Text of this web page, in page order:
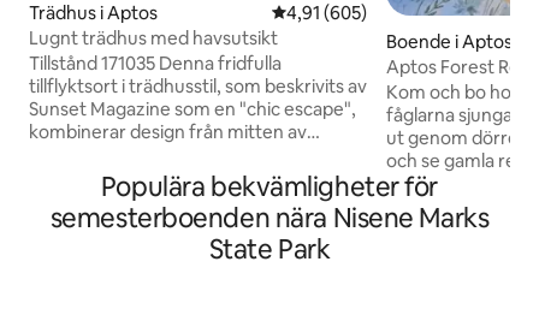
Trädhus i Aptos 4,91 av 5 i genomsnittligt
4,91 (605)
Lugnt trädhus med havsutsikt
Tillstånd 171035 Denna fridfulla
tillflyktsort i trädhusstil, som beskrivits av
Sunset Magazine som en "chic escape",
kombinerar design från mitten av
och sten för en lugnande,
fristadsliknande känsla. Ljuset strömmar
in genom fönster från golv till tak under
höga träbjälkar, och japanskinspirerade
Boende i Aptos
Aptos Forest
Frukost #231294
Kom och bo hos
fåglarna sjunga
ut genom dörren
och se gamla
bekymmer glida
dopp i
Populära bekvämligheter för
semesterboenden nära Nisene Marks
State Park